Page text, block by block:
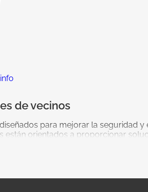
de vecinos
para mejorar la seguridad y
están orientados a proporcionar